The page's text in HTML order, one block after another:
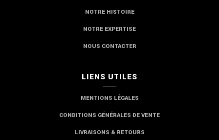
NOTRE HISTOIRE
NOTRE EXPERTISE
NOUS CONTACTER
LIENS UTILES
MENTIONS LÉGALES
CONDITIONS GÉNÉRALES DE VENTE
LIVRAISONS & RETOURS